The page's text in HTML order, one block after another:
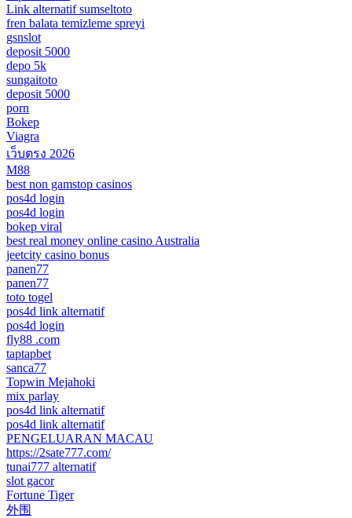
Link alternatif sumseltoto
fren balata temizleme spreyi
gsnslot
deposit 5000
depo 5k
sungaitoto
deposit 5000
porn
Bokep
Viagra
เว็บตรง 2026
M88
best non gamstop casinos
pos4d login
pos4d login
bokep viral
best real money online casino Australia
jeetcity casino bonus
panen77
panen77
toto togel
pos4d link alternatif
pos4d login
fly88 .com
taptapbet
sanca77
Topwin Mejahoki
mix parlay
pos4d link alternatif
pos4d link alternatif
PENGELUARAN MACAU
https://2sate777.com/
tunai777 alternatif
slot gacor
Fortune Tiger
外围